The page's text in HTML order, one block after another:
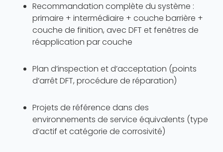
Recommandation complète du système :
primaire + intermédiaire + couche barrière +
couche de finition, avec DFT et fenêtres de
réapplication par couche
Plan d’inspection et d’acceptation (points
d’arrêt DFT, procédure de réparation)
Projets de référence dans des
environnements de service équivalents (type
d’actif et catégorie de corrosivité)